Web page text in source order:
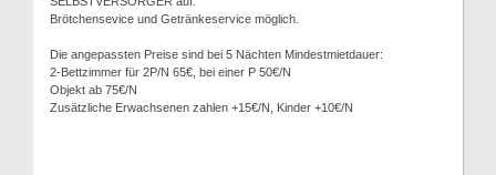
Brötchensevice und Getränkeservice möglich.
Die angepassten Preise sind bei 5 Nächten Mindestmietdauer:
2-Bettzimmer für 2P/N 65€, bei einer P 50€/N
Objekt ab 75€/N
Zusätzliche Erwachsenen zahlen +15€/N, Kinder +10€/N